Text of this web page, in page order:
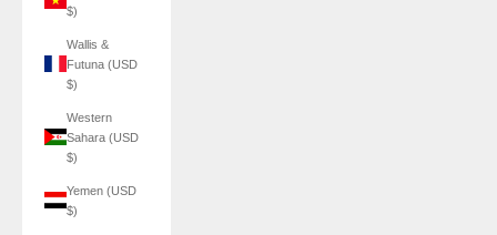
$)
Wallis &
Futuna (USD
$)
Western
Sahara (USD
$)
Yemen (USD
$)